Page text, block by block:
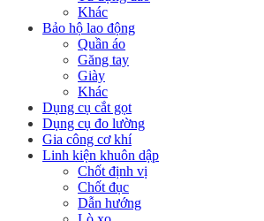
Khác
Bảo hộ lao động
Quần áo
Găng tay
Giày
Khác
Dụng cụ cắt gọt
Dụng cụ đo lường
Gia công cơ khí
Linh kiện khuôn dập
Chốt định vị
Chốt đục
Dẫn hướng